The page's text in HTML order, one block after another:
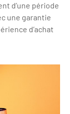
d’une période
une garantie
d’achat